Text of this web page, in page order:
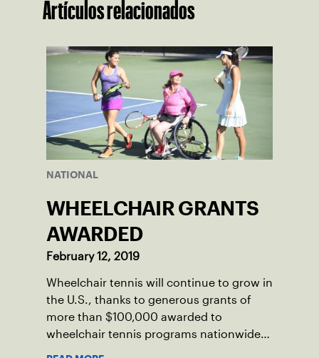
Artículos relacionados
NATIONAL
WHEELCHAIR GRANTS
AWARDED
February 12, 2019
Wheelchair tennis will continue to grow in
the U.S., thanks to generous grants of
more than $100,000 awarded to
wheelchair tennis programs nationwide